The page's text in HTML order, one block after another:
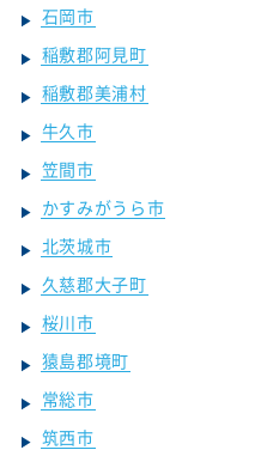
石岡市
稲敷郡阿見町
稲敷郡美浦村
牛久市
笠間市
かすみがうら市
北茨城市
久慈郡大子町
桜川市
猿島郡境町
常総市
筑西市